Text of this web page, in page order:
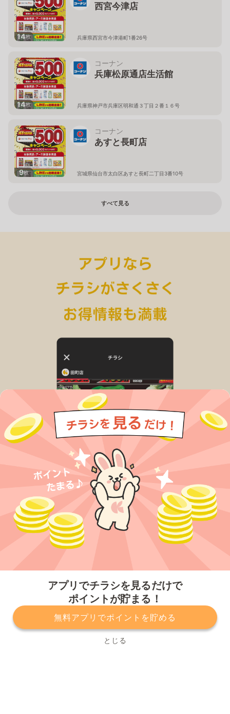
アプリでチラシを見るだけで
ポイントが貯まる！
無料アプリでポイントを貯める
とじる
14枚
西宮今津店
兵庫県西宮市今津港町1番26号
14枚
コーナン
兵庫松原通店生活館
兵庫県神戸市兵庫区明和通３丁目２番１６号
9枚
コーナン
あすと長町店
宮城県仙台市太白区あすと長町二丁目3番10号
すべて見る
プライバシーポリシー 利用規約
運営会社
サービスに関してのお問い合わせ